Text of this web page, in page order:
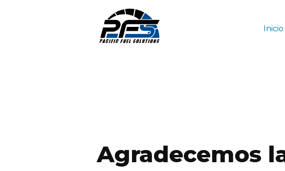
Inicio
Agradecemos